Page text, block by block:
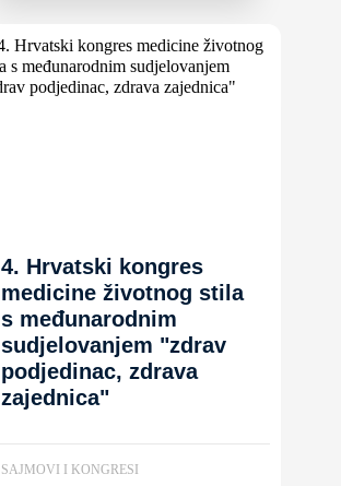
4. Hrvatski kongres
medicine životnog stila
s međunarodnim
sudjelovanjem "zdrav
podjedinac, zdrava
zajednica"
SAJMOVI I KONGRESI